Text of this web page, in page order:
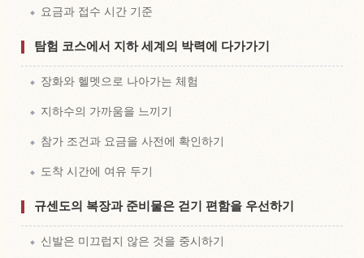
요금과 접수 시간 기준
탐험 코스에서 지하 세계의 박력에 다가가기
장화와 헬멧으로 나아가는 체험
지하수의 가까움을 느끼기
참가 조건과 요금을 사전에 확인하기
도착 시간에 여유 두기
규센도의 복장과 준비물은 걷기 편함을 우선하기
신발은 미끄럽지 않은 것을 중시하기